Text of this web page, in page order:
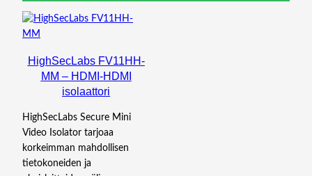
HighSecLabs FV11HH-
MM – HDMI-HDMI
isolaattori
HighSecLabs Secure Mini
Video Isolator tarjoaa
korkeimman mahdollisen
tietokoneiden ja